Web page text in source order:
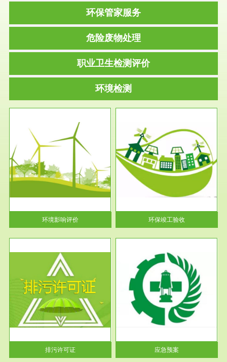
环保管家服务
危险废物处理
职业卫生检测评价
环境检测
环境影响评价
服务范围
环保竣工验收
根据《建设项目环境保护管理条
例》第十七条 编制环境影响报
告书、...
环保竣工验收
排污许可证
服务范围
应急预案
根据《中华人民共和国环境保护
法》第十九条 企业事业单位应
当按照...
应急预案